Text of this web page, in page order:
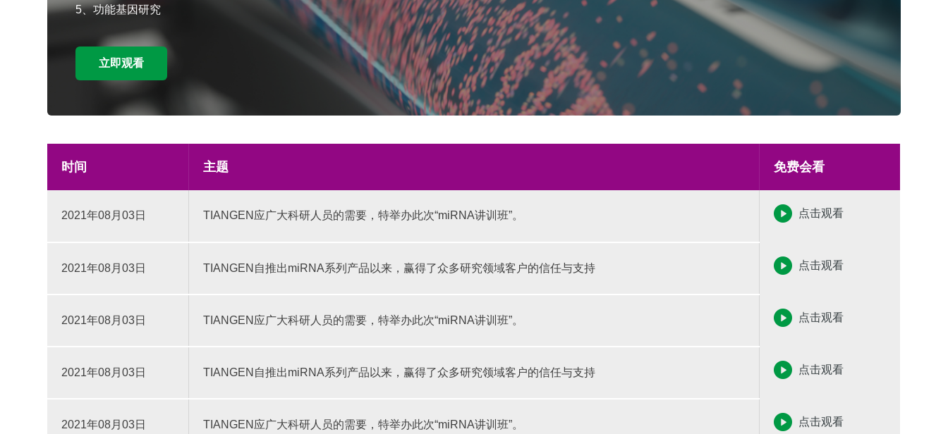
5、功能基因研究
立即观看
时间 主题 免费会看
2021年08月03日 TIANGEN应广大科研人员的需要，特举办此次“miRNA讲训班”。 点击观看
2021年08月03日 TIANGEN自推出miRNA系列产品以来，赢得了众多研究领域客户的信任与支持 点击观看
2021年08月03日 TIANGEN应广大科研人员的需要，特举办此次“miRNA讲训班”。 点击观看
2021年08月03日 TIANGEN自推出miRNA系列产品以来，赢得了众多研究领域客户的信任与支持 点击观看
2021年08月03日 TIANGEN应广大科研人员的需要，特举办此次“miRNA讲训班”。 点击观看